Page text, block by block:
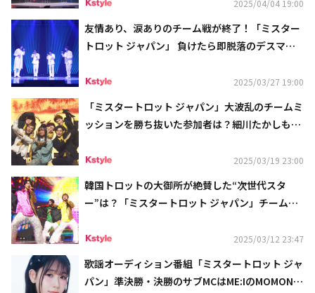
2025/04/04 19:00
友情あり、涙ありのチーム戦が終了！「ミスター
トロット ジャパン」 負けたら即脱落のデスマッ
2025/03/27 19:00
「ミスタートロット ジャパン」大波乱のチームミ
ッションを勝ち抜いた参加者は？細川たかしも
2025/03/19 23:00
韓国トロットの大御所が絶賛した“次世代スタ
ー”は？「ミスタートロット ジャパン」チームミ
2025/03/12 23:47
歌謡オーディション番組「ミスタートロット ジャ
パン」準決勝・決勝のサブMCはME:IのMOMONA